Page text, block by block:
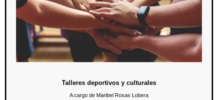
inscribirse a las actividades deportivas y culturales, cuya finalidad es
integrar y promover la buena convivencia y el equilibrio entre nuestro
cuerpo, mente y creatividad.
Talleres deportivos y culturales
A cargo de Maribel Rosas Lobera